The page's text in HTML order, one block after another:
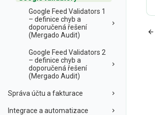
Google Feed Validators 1
– definice chyb a
doporučená řešení
(Mergado Audit)
Google Feed Validators 2
– definice chyb a
doporučená řešení
(Mergado Audit)
Správa účtu a fakturace
Integrace a automatizace